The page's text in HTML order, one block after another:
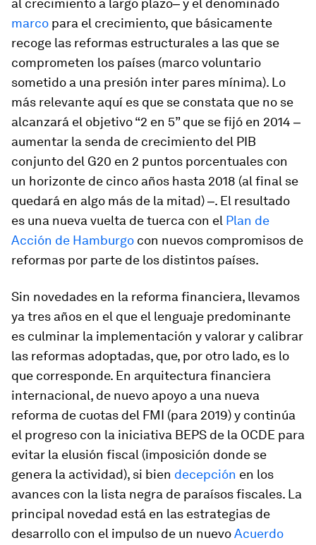
al crecimiento a largo plazo‒ y el denominado
marco para el crecimiento, que básicamente
recoge las reformas estructurales a las que se
comprometen los países (marco voluntario
sometido a una presión inter pares mínima). Lo
más relevante aquí es que se constata que no se
alcanzará el objetivo “2 en 5” que se fijó en 2014 ‒
aumentar la senda de crecimiento del PIB
conjunto del G20 en 2 puntos porcentuales con
un horizonte de cinco años hasta 2018 (al final se
quedará en algo más de la mitad) ‒. El resultado
es una nueva vuelta de tuerca con el Plan de
Acción de Hamburgo con nuevos compromisos de
reformas por parte de los distintos países.
Sin novedades en la reforma financiera, llevamos
ya tres años en el que el lenguaje predominante
es culminar la implementación y valorar y calibrar
las reformas adoptadas, que, por otro lado, es lo
que corresponde. En arquitectura financiera
internacional, de nuevo apoyo a una nueva
reforma de cuotas del FMI (para 2019) y continúa
el progreso con la iniciativa BEPS de la OCDE para
evitar la elusión fiscal (imposición donde se
genera la actividad), si bien decepción en los
avances con la lista negra de paraísos fiscales. La
principal novedad está en las estrategias de
desarrollo con el impulso de un nuevoAcuerdo